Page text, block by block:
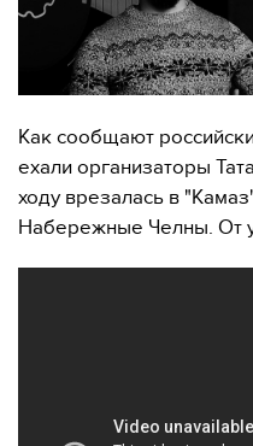
Как сообщают
ехали организаторы
ходу врезалась в
Набережные Челны. От